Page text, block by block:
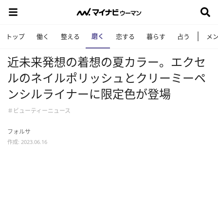
トップ 働く 整える 磨く 恋する 暮らす 占う メ
近未来発想の着想の夏カラー。エクセ
ルのネイルポリッシュとクリーミーペ
ンシルライナーに限定色が登場
＃ビューティーニュース
フォルサ
作成: 2023.06.16